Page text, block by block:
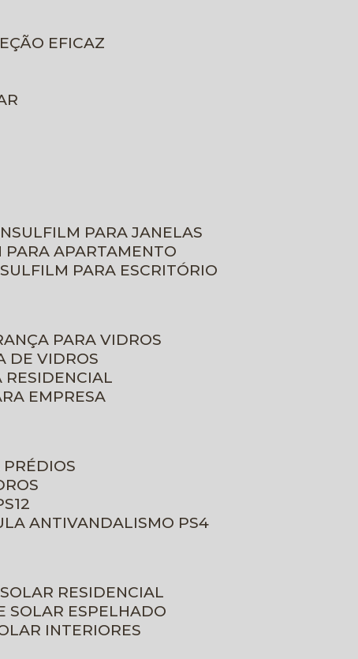
EFICAZ
INSULFILM PARA JANELAS
PARA APARTAMENTO
PARA ESCRITÓRIO
PARA VIDROS
DE VIDROS
RESIDENCIAL
EMPRESA
PRÉDIOS
ANTIVANDALISMO PS4
RESIDENCIAL
SOLAR ESPELHADO
INTERIORES